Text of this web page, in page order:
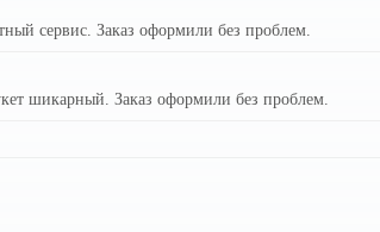
сервис. Заказ оформили без проблем.
шикарный. Заказ оформили без проблем.